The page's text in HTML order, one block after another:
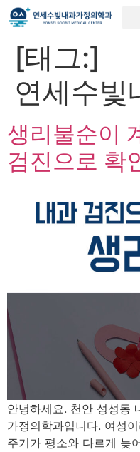
[태그:]
연세수빛
생리불순이
검진으로 확
안녕하세요. 천안 성성동
가정의학과입니다. 여성
주기가 평소와 다르게 늦